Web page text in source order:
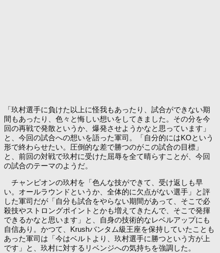
「玖村選手に負けた以上に怪我もあったり、試合ができない期
間もあったり、色々と悔しい想いをしてきました。その分を今
回の再戦で発散というか、爆発させようかなと思っています」
と、今回の試合への想いを語った軍司。「自分的にはKOという
形で終わらせたい。圧倒的な差で勝つのがこの試合の目標」
と、前回の対戦で玖村に受けた屈辱を全て晴らすことが、今回
の試合のテーマのようだ。
チャンピオンの玖村を「色んな技ができて、受け返しも早
い。オールラウンドというか、全体的に欠点がない選手」と評
した軍司だが「自分も試合をやらない期間があって、そこで必
殺技やストロングポイントとかも増えてきたんで、そこで発揮
できるかなと思います」と、自身の技術的なレベルアップにも
自信あり。かつて、Krushバンタム級王座を保持していたことも
あった軍司は「今はベルトより、玖村選手に勝つという方が上
です」と、玖村に対するリベンジへの気持ちを強調した。